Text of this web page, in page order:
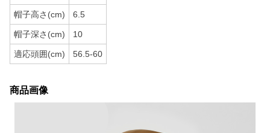
帽子高さ(cm) 6.5
帽子深さ(cm) 10
適応頭囲(cm) 56.5-60
商品画像